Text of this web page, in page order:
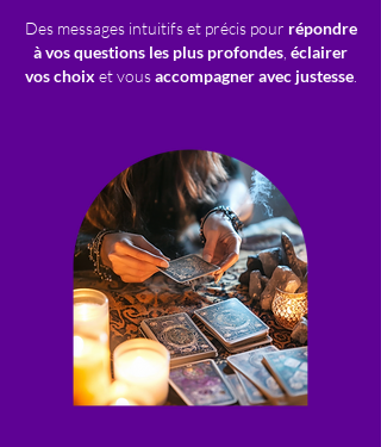
Des messages intuitifs et précis pour répondre
à vos questions les plus profondes éclairer
vos choix et vousaccompagner avec justesse.